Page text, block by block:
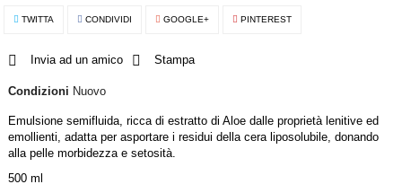
TWITTA CONDIVIDI GOOGLE+ PINTEREST
Invia ad un amico Stampa
Condizioni Nuovo
Emulsione semifluida, ricca di estratto di Aloe dalle proprietà lenitive ed
emollienti, adatta per asportare i residui della cera liposolubile, donando
alla pelle morbidezza e setosità.
500 ml